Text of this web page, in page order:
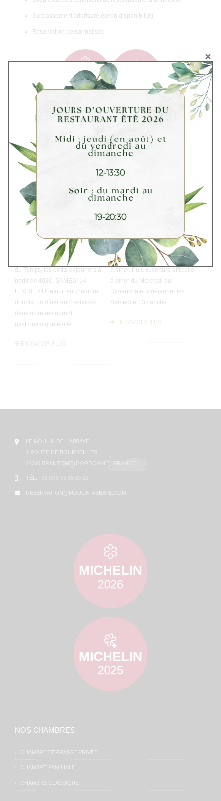
Surclassement prioritaire (selon disponibilité)
Réservation personnalisée
Saint Valentin
2 FÉVRIER 2026
Chers Amis, A l’occasion de la
Saint-Valentin, nous vous
convions autour d’un séjour
mêlant calme, raffinement et
régal des papilles avec nos
formules au choix! VENDREDI
13 FEVRIER Une nuit en
chambre double, un dîner en 3
services dans notre bistro Au Fil
du Temps, les petits déjeuners à
partir de 402€. SAMEDI 14
FEVRIER Une nuit en chambre
double, un dîner en 4 services
dans notre restaurant
gastronomique étoilé…
EN SAVOIR PLUS
OUVERTURE 2026
30 JANVIER 2026
Chers Amis, Nous avons le
vendredi 20 Mars les portes du
Moulin de l’Abbaye s’ouvriront
après un temps de repos. Pré-
gastronomique les Vendredi 20
et Samedi 21 Mars puis les
Vendredi 27 et Samedi 28 Mars
à dîner. Puis ouverture officielle
à dîner du Mercredi au
Dimanche et à déjeuner les
Samedi et Dimanche.
EN SAVOIR PLUS
LE MOULIN DE L'ABBAYE
1 ROUTE DE BOURDEILLES
24310 BRANTÔME (DORDOGNE), FRANCE
TÉL:
RESERVATION@MOULIN-ABBAYE.COM
NOS CHAMBRES
CHAMBRE TERRASSE PRIVÉE
CHAMBRE FAMILIALE
CHAMBRE CLASSIQUE